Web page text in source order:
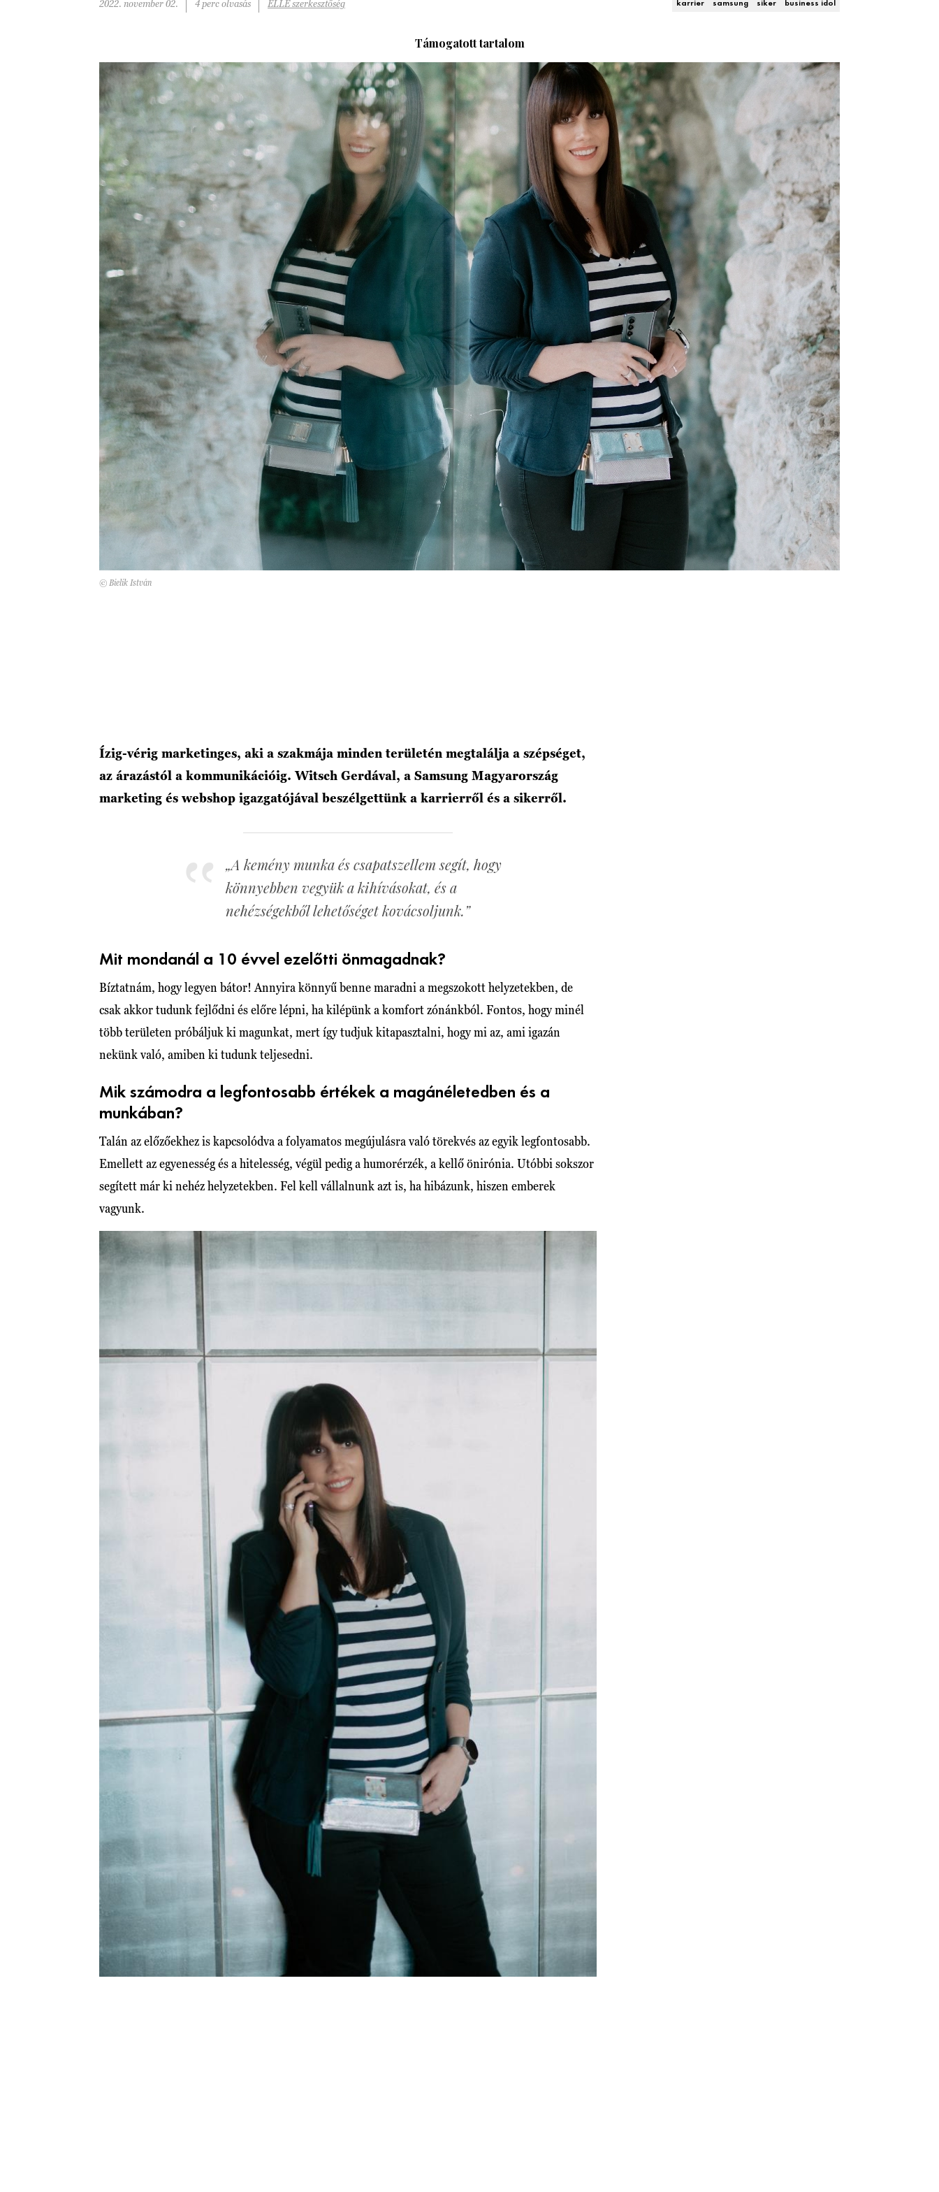
2022. november 02. 4 perc olvasás ELLE szerkesztőség karrier samsung siker business idol
Támogatott tartalom
© Bielik István
Ízig-vérig marketinges, aki a szakmája minden területén megtalálja a szépséget,
az árazástól a kommunikációig. Witsch Gerdával, a Samsung Magyarország
marketing és webshop igazgatójával beszélgettünk a karrierről és a sikerről.
„A kemény munka és csapatszellem segít, hogy
könnyebben vegyük a kihívásokat, és a
nehézségekből lehetőséget kovácsoljunk.”
Mit mondanál a 10 évvel ezelőtti önmagadnak?
Bíztatnám, hogy legyen bátor! Annyira könnyű benne maradni a megszokott helyzetekben, de
csak akkor tudunk fejlődni és előre lépni, ha kilépünk a komfort zónánkból. Fontos, hogy minél
több területen próbáljuk ki magunkat, mert így tudjuk kitapasztalni, hogy mi az, ami igazán
nekünk való, amiben ki tudunk teljesedni.
Mik számodra a legfontosabb értékek a magánéletedben és a
munkában?
Talán az előzőekhez is kapcsolódva a folyamatos megújulásra való törekvés az egyik legfontosabb.
Emellett az egyenesség és a hitelesség, végül pedig a humorérzék, a kellő önirónia. Utóbbi sokszor
segített már ki nehéz helyzetekben. Fel kell vállalnunk azt is, ha hibázunk, hiszen emberek
vagyunk.